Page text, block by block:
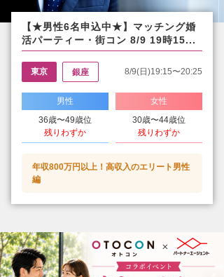
【★男性6名申込中★】マッチング婚
活パーティー・街コン 8/9 19時15...
東京 銀座 8/9(日)19:15〜20:25
男性
36歳〜49歳位
残りわずか
女性
30歳〜44歳位
残りわずか
年収800万円以上！高収入のエリート男性
編